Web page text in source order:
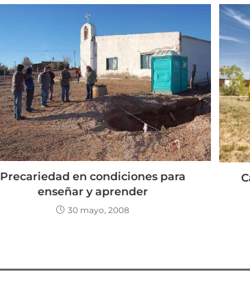
Precariedad en condiciones para
enseñar y aprender
30 mayo, 2008